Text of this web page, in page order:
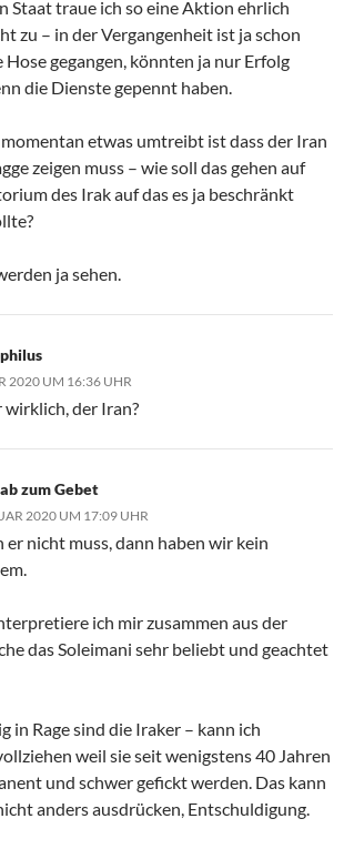
Staat traue ich so eine Aktion ehrlich
zu – in der Vergangenheit ist ja schon
Hose gegangen, könnten ja nur Erfolg
die Dienste gepennt haben.
etwas umtreibt ist dass der Iran
zeigen muss – wie soll das gehen auf
des Irak auf das es ja beschränkt
ja sehen.
2020 UM 16:36 UHR
wirklich, der Iran?
zum Gebet
2020 UM 17:09 UHR
er nicht muss, dann haben wir kein
ich mir zusammen aus der
das Soleimani sehr beliebt und geachtet
in Rage sind die Iraker – kann ich
weil sie seit wenigstens 40 Jahren
und schwer gefickt werden. Das kann
anders ausdrücken, Entschuldigung.